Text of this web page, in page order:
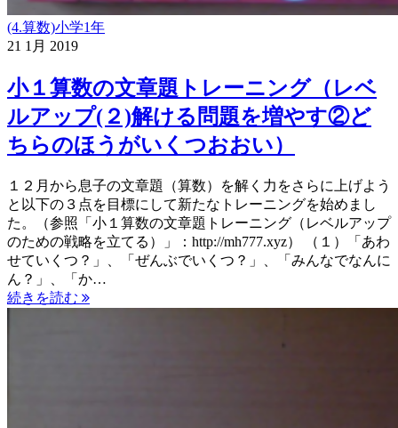
(4.算数)小学1年
21 1月 2019
小１算数の文章題トレーニング（レベ
ルアップ(２)解ける問題を増やす②ど
ちらのほうがいくつおおい）
１２月から息子の文章題（算数）を解く力をさらに上げよう
と以下の３点を目標にして新たなトレーニングを始めまし
た。（参照「小１算数の文章題トレーニング（レベルアップ
のための戦略を立てる）」：http://mh777.xyz） （１）「あわ
せていくつ？」、「ぜんぶでいくつ？」、「みんなでなんに
ん？」、「か…
続きを読む